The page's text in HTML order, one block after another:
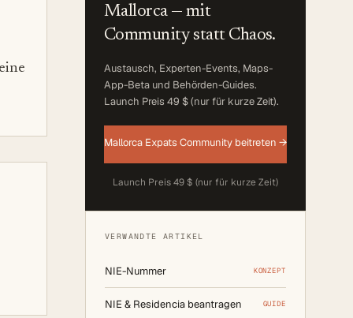
Mallorca — mit
Community statt Chaos.
Austausch, Experten-Events, Maps-
App-Beta und Behörden-Guides.
Launch Preis 49 $ (nur für kurze Zeit).
Mallorca Expats Community beitreten →
Launch Preis 49 $ (nur für kurze Zeit)
VERWANDTE ARTIKEL
NIE-Nummer KONZEPT
NIE & Residencia beantragen GUIDE